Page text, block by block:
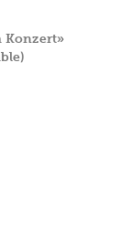
Konzert»